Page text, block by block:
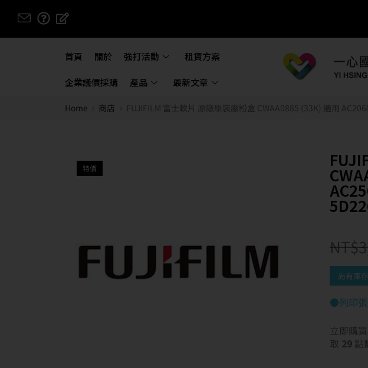
首頁 關於 強打活動 租賃方案
企業議價採購 產品 最新文章
Home 商店 FUJIFILM 富士軟片 原廠原裝廢粉盒 CWAA0885 (33K) 適用
特價
NT$
尚有庫存
●列印張
立即購
取 29點